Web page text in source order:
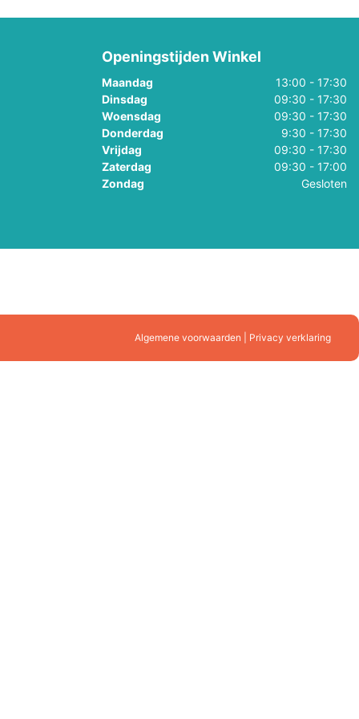
Openingstijden Winkel
Maandag
13:00 - 17:30
Dinsdag
09:30 - 17:30
Woensdag
09:30 - 17:30
Donderdag
9:30 - 17:30
Vrijdag
09:30 - 17:30
Zaterdag
09:30 - 17:00
Zondag
Gesloten
Algemene voorwaarden | Privacy verklaring